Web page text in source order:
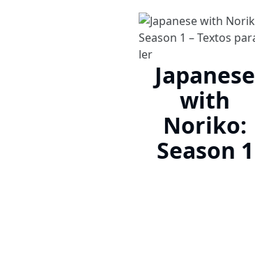
Japanese
with
Noriko:
Season 1